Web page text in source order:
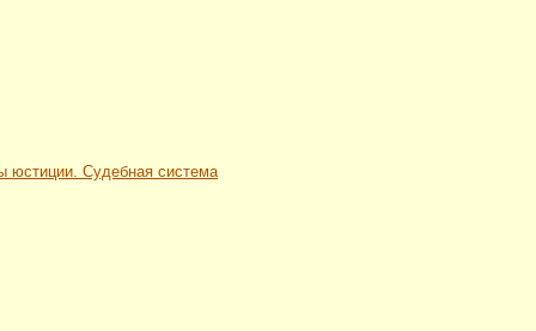
юстиции. Судебная система